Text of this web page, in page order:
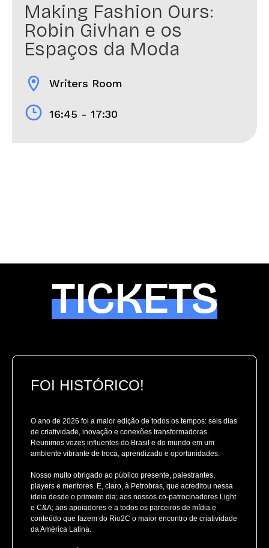
Making Fashion Ours:
Robin Givhan e os
Espaços da Moda
location_on Writers Room
16:45 - 17:30
TICKETS
FOI HISTÓRICO!
O ano de 2026 foi a maior edição de todos os tempos: seis dias
de criatividade, inovação e conexões transformadoras.
Reunimos vozes influentes do Brasil e do mundo em um
ambiente vibrante de troca, aprendizado e oportunidades.
Nosso muito obrigado ao público presente, palestrantes,
players e mentores. E, claro, à Petrobras, que acreditou nessa
ideia desde o primeiro dia; aos nossos co-patrocinadores Light
e C&A; aos apoiadores e a todos os parceiros de mídia e
conteúdo que fazem do Rio2C o maior encontro de criatividade
da América Latina.